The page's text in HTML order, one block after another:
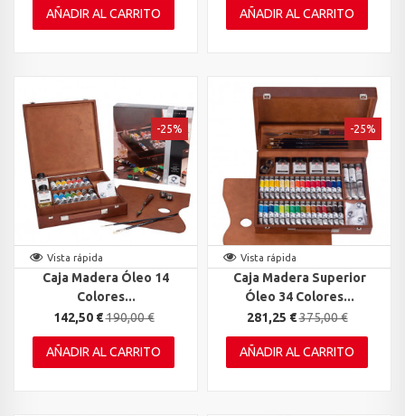
AÑADIR AL CARRITO AÑADIR AL CARRITO
Vista rápida
Caja Madera Óleo 14
Colores...
142,50 €190,00 €
-25%
AÑADIR AL CARRITO
Vista rápida
Caja Madera Superior
Óleo 34 Colores...
281,25 €375,00 €
-25%
AÑADIR AL CARRITO